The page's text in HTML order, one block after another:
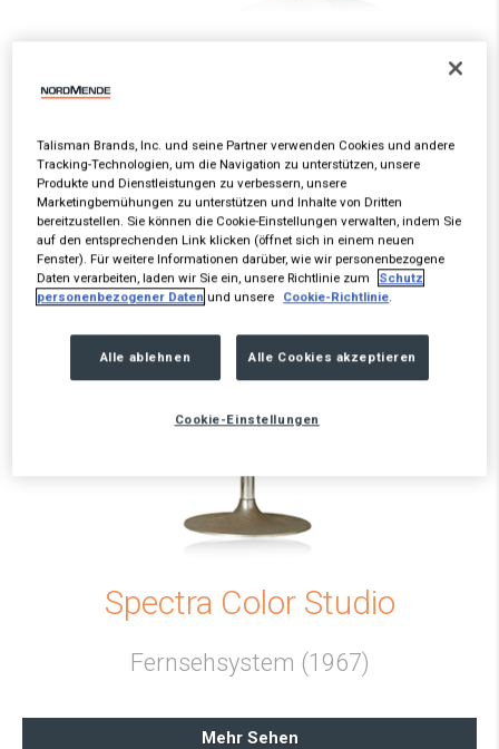
Mehr Sehen
Spectra Color Studio
Fernsehsystem (1967)
Mehr Sehen
Talisman Brands, Inc. und seine Partner verwenden Cookies und andere
Tracking-Technologien, um die Navigation zu unterstützen, unsere
Produkte und Dienstleistungen zu verbessern, unsere
Marketingbemühungen zu unterstützen und Inhalte von Dritten
bereitzustellen. Sie können die Cookie-Einstellungen verwalten, indem Sie
auf den entsprechenden Link klicken (öffnet sich in einem neuen
Fenster). Für weitere Informationen darüber, wie wir personenbezogene
Daten verarbeiten, laden wir Sie ein, unsere Richtlinie zum
Schutz
personenbezogener Daten und unsere Cookie-Richtlinie.
Alle ablehnen Alle Cookies akzeptieren
Cookie-Einstellungen